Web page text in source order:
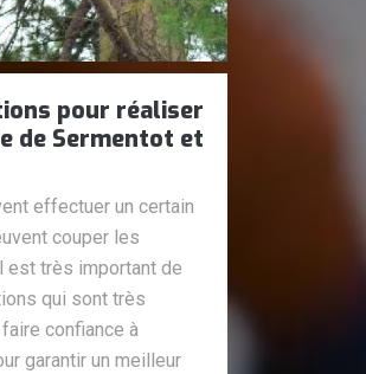
pour réaliser
de Sermentot et
effectuer un certain
couper les
est très important de
qui sont très
confiance à
garantir un meilleur